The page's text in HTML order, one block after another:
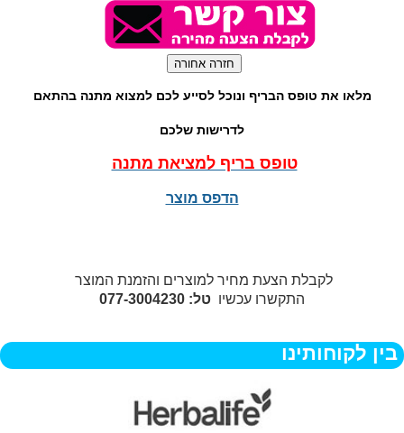
מלאו את טופס הבריף ונוכל לסייע לכם למצוא מתנה בהתאם
לדרישות שלכם
טופס בריף למציאת מתנה
הדפס מוצר
לקבלת הצעת מחיר למוצרים והזמנת המוצר
התקשרו עכשיו טל: 077-3004230
בין לקוחותינו